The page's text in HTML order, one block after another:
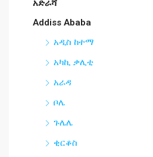
አድራሻ
Addiss Ababa
አዲስ ከተማ
አካኪ ቃሊቲ
አራዳ
ቦሌ
ጉሌሌ
ቂርቆስ